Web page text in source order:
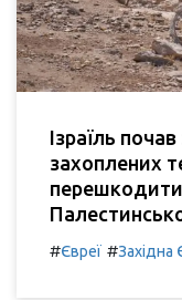
Ізраїль
захоплених
#Євреї #Західна